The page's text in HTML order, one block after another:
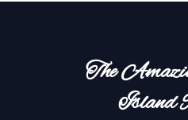
The
Island